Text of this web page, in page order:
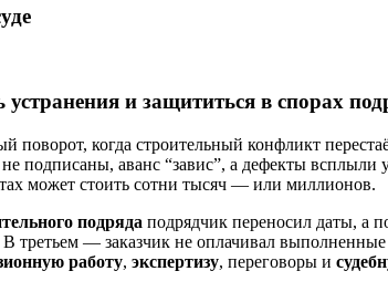
и защититься в спорах
поворот, когда строительный конфликт
подписаны, аванс “завис”, а дефекты
может стоить сотни тысяч — или миллионов.
подряда подрядчик переносил даты, а
третьем — заказчик не оплачивал
работу, экспертизу, переговоры и